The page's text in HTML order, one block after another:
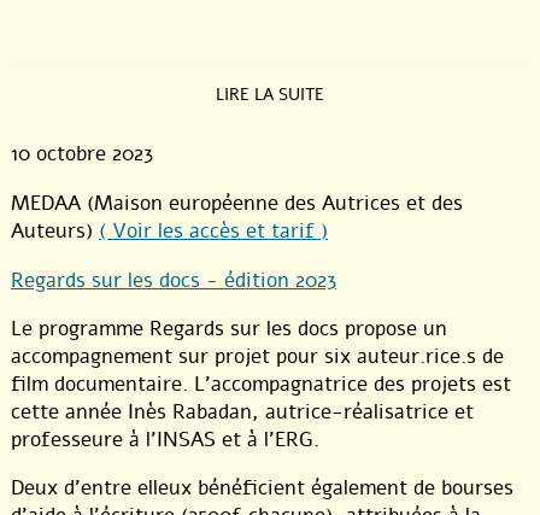
LIRE LA SUITE
10 octobre 2023
MEDAA (Maison européenne des Autrices et des
Auteurs) ( Voir les accès et tarif )
Regards sur les docs - édition 2023
Le programme Regards sur les docs propose un
accompagnement sur projet pour six auteur.rice.s de
film documentaire. L’accompagnatrice des projets est
cette année Inès Rabadan, autrice-réalisatrice et
professeure à l’INSAS et à l’ERG.
Deux d’entre elleux bénéficient également de bourses